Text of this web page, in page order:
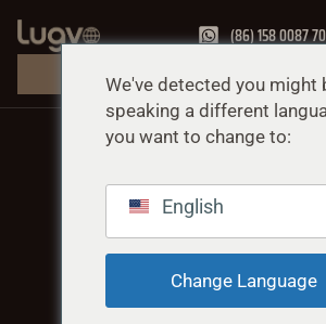
(86) 158 0087
PREVENTIVO GRATUITO
We've detected you might
speaking a different
you want to change to:
English
Change Language